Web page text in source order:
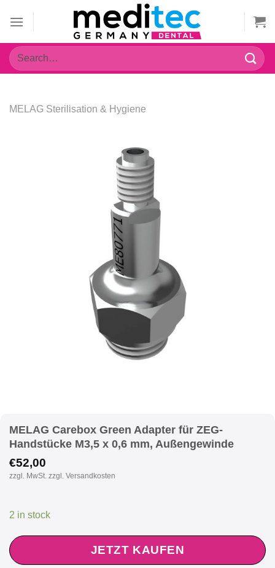
Inhalt
Search
for:
MELAG Sterilisation & Hygiene
MELAG Carebox Green Adapter für ZEG-
Handstücke M3,5 x 0,6 mm, Außengewinde
€52,00
zzgl. MwSt. zzgl. Versandkosten
2 in stock
JETZT KAUFEN